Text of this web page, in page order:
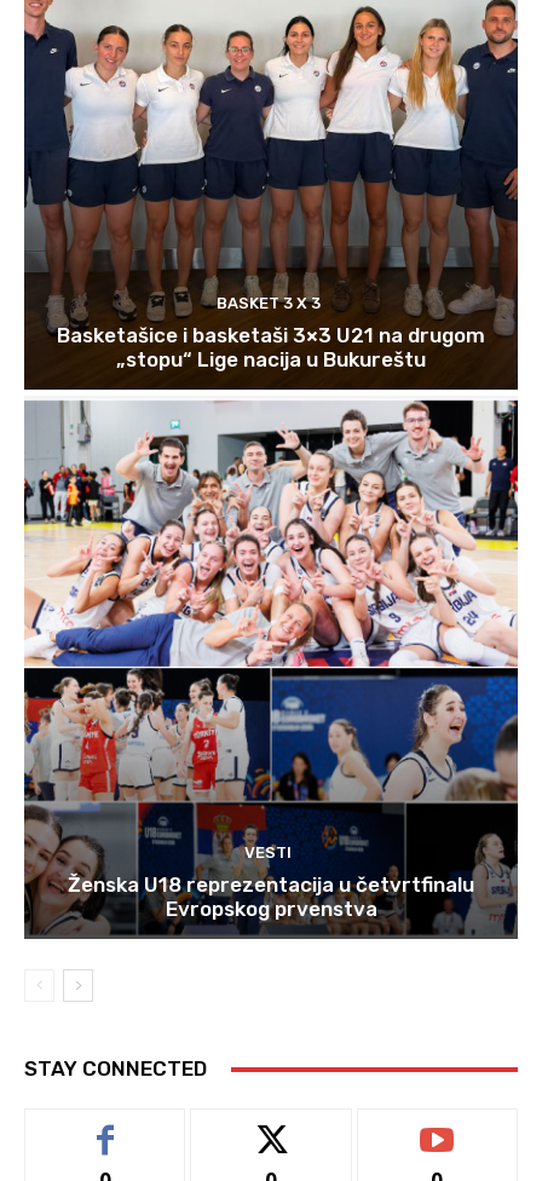
BASKET 3 X 3
Basketašice i basketaši 3×3 U21 na drugom
„stopu“ Lige nacija u Bukureštu
VESTI
Ženska U18 reprezentacija u četvrtfinalu
Evropskog prvenstva
STAY CONNECTED